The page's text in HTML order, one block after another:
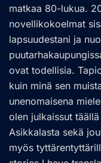
matkaa 80-lukua.
novellikokoelmat
lapsuudestani ja
ovat todellisia.
kuin minä sen
unenomaisena
olen julkaissut
Asikkalasta sekä
myös